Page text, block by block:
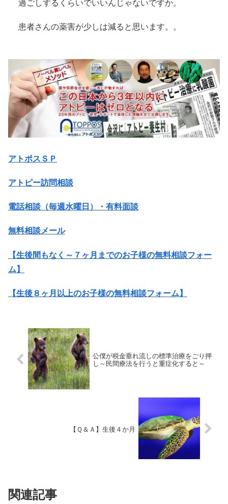
過ごしするくらいでいいんじゃないですか。
患者さんの薬害が少しは減ると思います。。
アトポスＳＰ
アトピー訪問相談
電話相談（毎週水曜日）・有料面談
無料相談メール
【生後間もなく～７ヶ月までのお子様の無料相談フォー
ム】
【生後８ヶ月以上のお子様の無料相談フォーム】
公僕が税金垂れ流しの標準治療をごり押
し～民間療法を行うと重症化すると～
【Ｑ＆Ａ】生後４か月
関連記事